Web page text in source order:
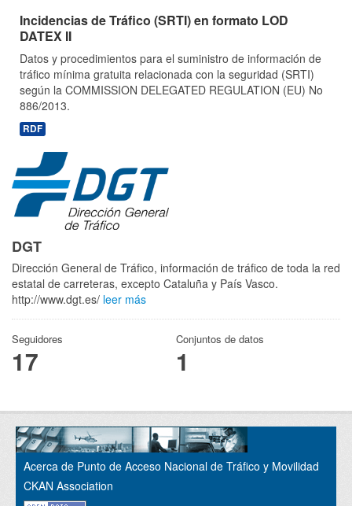
Incidencias de Tráfico (SRTI) en formato LOD
DATEX II
Datos y procedimientos para el suministro de información de
tráfico mínima gratuita relacionada con la seguridad (SRTI)
según la COMMISSION DELEGATED REGULATION (EU) No
886/2013.
RDF
DGT
Dirección General de Tráfico, información de tráfico de toda la red
estatal de carreteras, excepto Cataluña y País Vasco.
http://www.dgt.es/ leer más
Seguidores
17
Conjuntos de datos
1
Acerca de Punto de Acceso Nacional de Tráfico y Movilidad
CKAN Association